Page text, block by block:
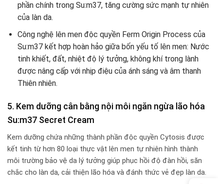
phần chính trong Su:m37, tăng cường sức mạnh tự nhiên
của làn da.
Công nghệ lên men độc quyền Ferm Origin Process của
Su:m37 kết hợp hoàn hảo giữa bốn yếu tố lên men: Nước
tinh khiết, đất, nhiệt độ lý tưởng, không khí trong lành
được nâng cấp với nhịp điệu của ánh sáng và âm thanh
Thiên nhiên.
5. Kem dưỡng cân bằng nội môi ngăn ngừa lão hóa
Su:m37 Secret Cream
Kem dưỡng chứa những thành phần độc quyền Cytosis được
kết tinh từ hơn 80 loại thực vật lên men tự nhiên hình thành
môi trường bảo vệ da lý tưởng giúp phục hồi độ đàn hồi, săn
chắc cho làn da, cải thiện lão hóa và đánh thức vẻ đẹp làn da.